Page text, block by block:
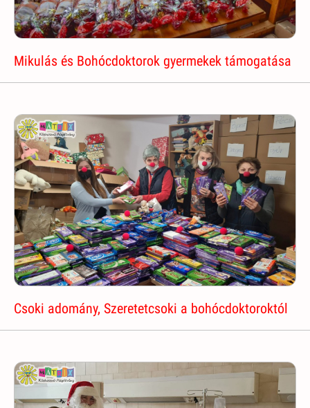
Mikulás és Bohócdoktorok gyermekek támogatása
Csoki adomány, Szeretetcsoki a bohócdoktoroktól